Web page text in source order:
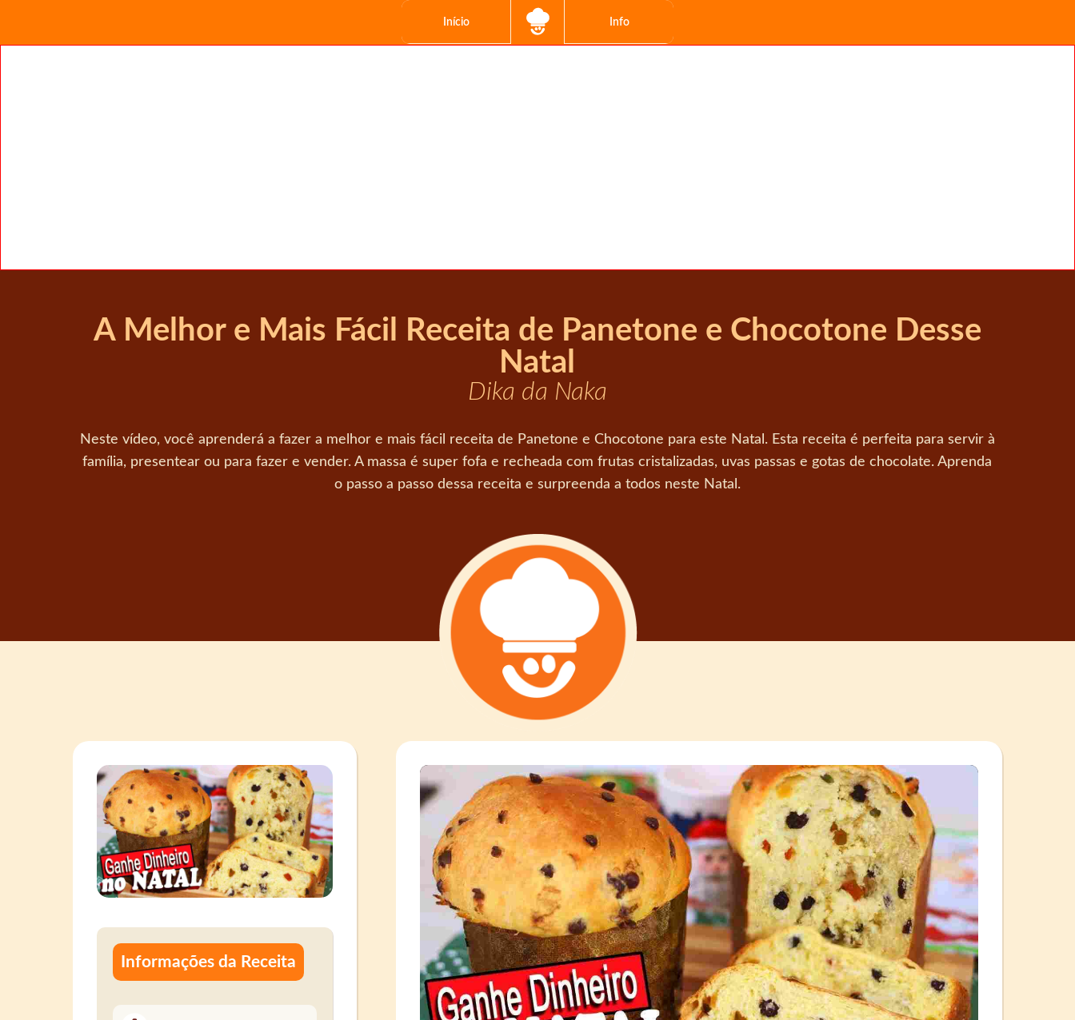
Início Info
A Melhor e Mais Fácil Receita de Panetone e Chocotone Desse
Natal
Dika da Naka
Neste vídeo, você aprenderá a fazer a melhor e mais fácil receita de Panetone e Chocotone para este Natal. Esta receita é perfeita para servir à
família, presentear ou para fazer e vender. A massa é super fofa e recheada com frutas cristalizadas, uvas passas e gotas de chocolate. Aprenda
o passo a passo dessa receita e surpreenda a todos neste Natal.
Informações da Receita